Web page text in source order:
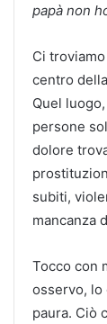
papà non
Ci
centro
Quel
persone
dolore
subiti,
mancanza
Tocco con
osservo, lo
paura. Ciò